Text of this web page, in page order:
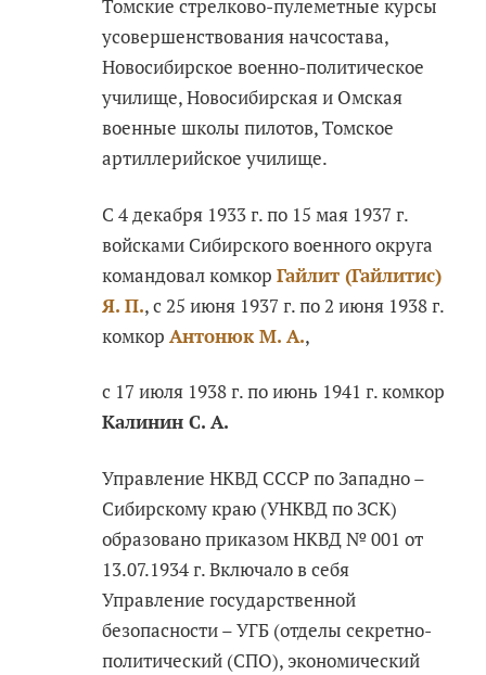
Томские стрелково-пулеметные курсы
усовершенствования начсостава,
Новосибирское военно-политическое
училище, Новосибирская и Омская
военные школы пилотов, Томское
артиллерийское училище.
С 4 декабря 1933 г. по 15 мая 1937 г.
войсками Сибирского военного округа
командовал комкорГайлит (Гайлитис)
Я. П., с 25 июня 1937 г. по 2 июня 1938 г.
комкорАнтонюк М. А.,
с 17 июля 1938 г. по июнь 1941 г. комкор
Калинин С. А.
Управление НКВД СССР по Западно –
Сибирскому краю (УНКВД по ЗСК)
образовано приказом НКВД № 001 от
13.07.1934 г. Включало в себя
Управление государственной
безопасности – УГБ (отделы секретно-
политический (СПО), экономический